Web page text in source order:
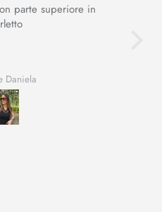
parte superiore in
Daniela